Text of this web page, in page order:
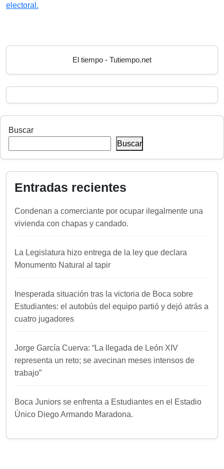
electoral.
El tiempo - Tutiempo.net
Buscar
Buscar
Entradas recientes
Condenan a comerciante por ocupar ilegalmente una
vivienda con chapas y candado.
La Legislatura hizo entrega de la ley que declara
Monumento Natural al tapir
Inesperada situación tras la victoria de Boca sobre
Estudiantes: el autobús del equipo partió y dejó atrás a
cuatro jugadores
Jorge García Cuerva: “La llegada de León XIV
representa un reto; se avecinan meses intensos de
trabajo”
Boca Juniors se enfrenta a Estudiantes en el Estadio
Único Diego Armando Maradona.